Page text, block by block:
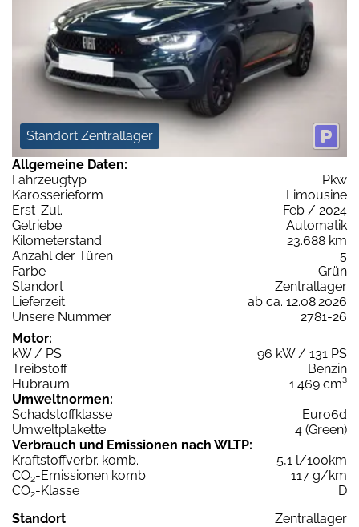
Standort Zentrallager
Allgemeine Daten:
Fahrzeugtyp
Pkw
Karosserieform
Limousine
Erst-Zul.
Feb / 2024
Getriebe
Automatik
Kilometerstand
23.688 km
Anzahl der Türen
5
Farbe
Grün
Standort
Zentrallager
Lieferzeit
ab ca. 12.08.2026
Unsere Nummer
2781-26
Motor:
kW / PS
96 kW / 131 PS
Treibstoff
Benzin
Hubraum
1.469 cm³
Umweltnormen:
Schadstoffklasse
Euro6d
Umweltplakette
4 (Green)
Verbrauch und Emissionen nach WLTP:
Kraftstoffverbr. komb.
5,1 l/100km
CO2-Emissionen komb.
117 g/km
CO2-Klasse
D
Standort
Zentrallager